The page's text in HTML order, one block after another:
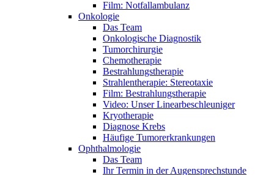
Film: Notfallambulanz
Onkologie
Das Team
Onkologische Diagnostik
Tumorchirurgie
Chemotherapie
Bestrahlungstherapie
Strahlentherapie: Stereotaxie
Film: Bestrahlungstherapie
Video: Unser Linearbeschleuniger
Kryotherapie
Diagnose Krebs
Häufige Tumorerkrankungen
Ophthalmologie
Das Team
Ihr Termin in der Augensprechstunde